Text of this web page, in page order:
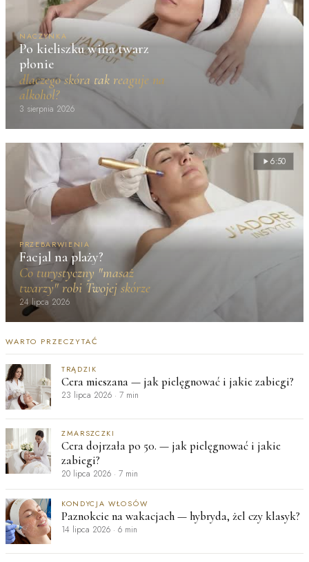
NACZYNKA
Po kieliszku wina twarz
płonie
dlaczego skóra tak reaguje na
alkohol?
3 sierpnia 2026
PRZEBARWIENIA
Facjal na plaży?
Co turystyczny "masaż
twarzy" robi Twojej skórze
24 lipca 2026
6:50
WARTO PRZECZYTAĆ
TRĄDZIK
Cera mieszana — jak pielęgnować i jakie zabiegi?
23 lipca 2026 · 7 min
ZMARSZCZKI
Cera dojrzała po 50. — jak pielęgnować i jakie
zabiegi?
20 lipca 2026 · 7 min
KONDYCJA WŁOSÓW
Paznokcie na wakacjach — hybryda, żel czy klasyk?
14 lipca 2026 · 6 min